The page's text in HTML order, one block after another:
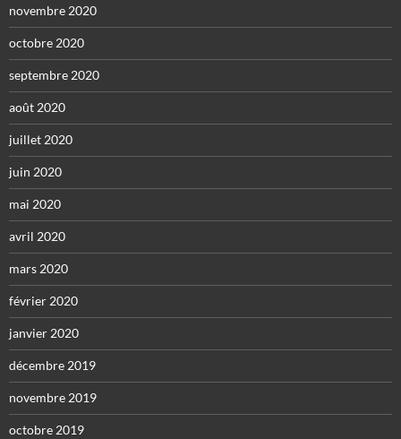
novembre 2020
octobre 2020
septembre 2020
août 2020
juillet 2020
juin 2020
mai 2020
avril 2020
mars 2020
février 2020
janvier 2020
décembre 2019
novembre 2019
octobre 2019